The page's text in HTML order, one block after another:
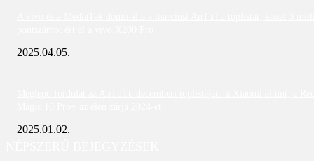
2025.04.05.
2025.01.02.